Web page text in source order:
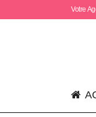
Votre